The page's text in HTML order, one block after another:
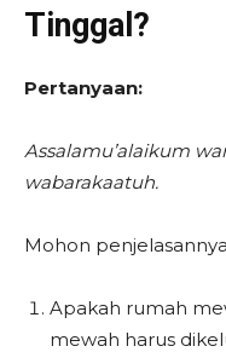
Tinggal?
Pertanyaan:
Assalamu’alaikum
wabarakaatuh.
Mohon
Apakah rumah
mewah harus